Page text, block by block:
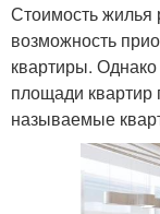
Стоимость жилья
возможность
квартиры.
площади квартир
называемые